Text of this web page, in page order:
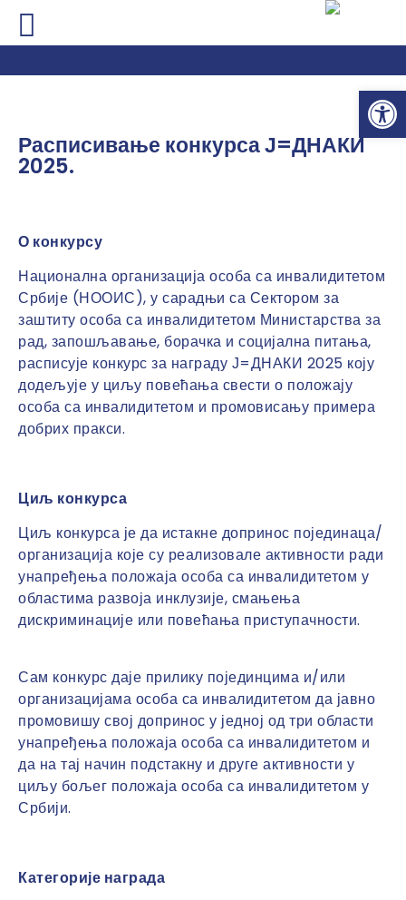
Почетна
Почетна»Расписивање конкурса Ј=ДНАКИ 2025.
Расписивање конкурса Ј=ДНАКИ
2025.
О конкурсу
Национална организација особа са инвалидитетом
Србије (НООИС), у сарадњи са Сектором за
заштиту особа са инвалидитетом Министарства за
рад, запошљавање, борачка и социјална питања,
расписује конкурс за награду Ј=ДНАКИ 2025 коју
додељује у циљу повећања свести о положају
особа са инвалидитетом и промовисању примера
добрих пракси.
Циљ конкурса
Циљ конкурса је да истакне допринос појединаца/
организација које су реализовале активности ради
унапређења положаја особа са инвалидитетом у
областима развоја инклузије, смањења
дискриминације или повећања приступачности.
Сам конкурс даје прилику појединцима и/или
организацијама особа са инвалидитетом да јавно
промовишу свој допринос у једној од три области
унапређења положаја особа са инвалидитетом и
да на тај начин подстакну и друге активности у
циљу бољег положаја особа са инвалидитетом у
Србији.
Категорије награда